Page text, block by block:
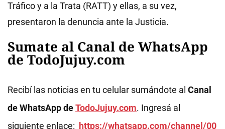
Tráfico y a la Trata (RATT) y ellas, a su vez,
presentaron la denuncia ante la Justicia.
Sumate al Canal de WhatsApp
de TodoJujuy.com
Recibí las noticias en tu celular sumándote al Canal
de WhatsApp deTodoJujuy.com. Ingresá al
siguiente enlace: https://whatsapp.com/channel/00